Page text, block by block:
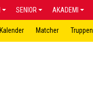
SENIOR AKADEMI
Kalender Matcher Truppen